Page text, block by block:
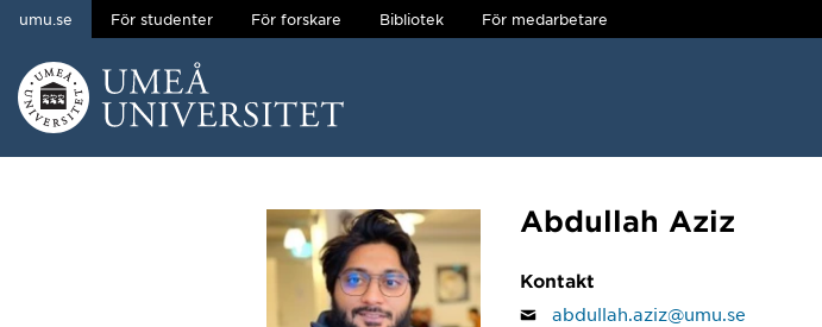
Hoppa direkt till innehållet
umu.se För studenter För forskare Bibliotek För medarbetare
Abdullah Aziz
Kontakt
abdullah.aziz@umu.se